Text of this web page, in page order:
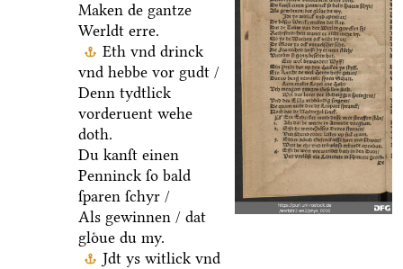
Maken de gantze
Werldt erre.
Eth vnd drinck
vnd hebbe vor gudt /
Denn tydtlick
vorderuent wehe
doth.
Du kanſt einen
Penninck ſo bald
ſparen ſchyr /
Als gewinnen / dat
gloͤue du my.
Jdt ys witlick vnd